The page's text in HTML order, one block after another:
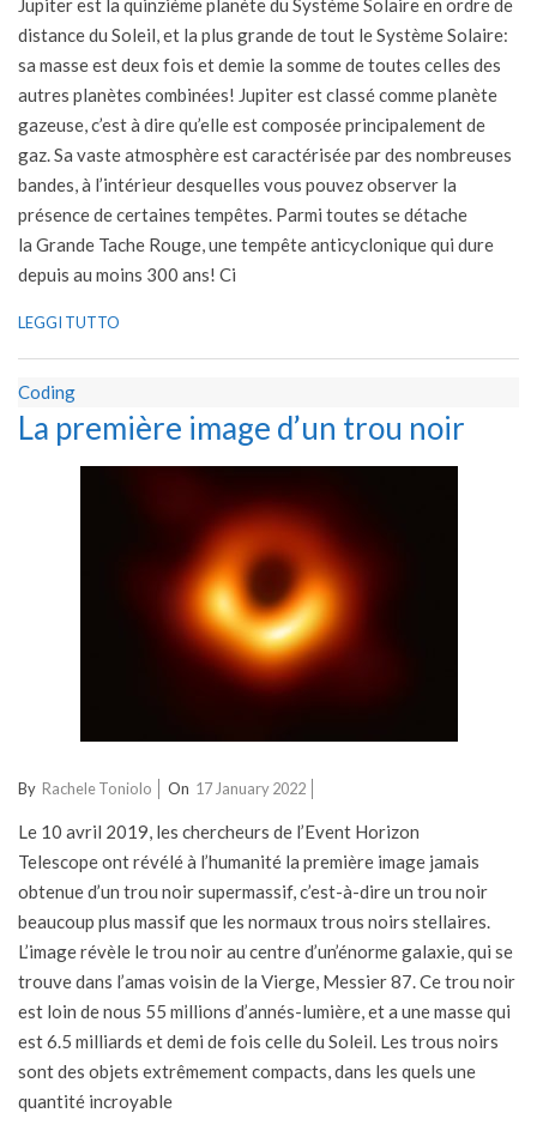
24
Jupiter est la quinzième planète du Système Solaire en ordre de
distance du Soleil, et la plus grande de tout le Système Solaire:
sa masse est deux fois et demie la somme de toutes celles des
autres planètes combinées! Jupiter est classé comme planète
gazeuse, c’est à dire qu’elle est composée principalement de
gaz. Sa vaste atmosphère est caractérisée par des nombreuses
bandes, à l’intérieur desquelles vous pouvez observer la
présence de certaines tempêtes. Parmi toutes se détache
la Grande Tache Rouge, une tempête anticyclonique qui dure
depuis au moins 300 ans! Ci
LEGGI TUTTO
Coding
La première image d’un trou noir
2022-
17
By Rachele Toniolo On 17 January 2022
Le 10 avril 2019, les chercheurs de l’Event Horizon
Telescope ont révélé à l’humanité la première image jamais
obtenue d’un trou noir supermassif, c’est-à-dire un trou noir
beaucoup plus massif que les normaux trous noirs stellaires.
L’image révèle le trou noir au centre d’un’énorme galaxie, qui se
trouve dans l’amas voisin de la Vierge, Messier 87. Ce trou noir
est loin de nous 55 millions d’annés-lumière, et a une masse qui
est 6.5 milliards et demi de fois celle du Soleil. Les trous noirs
sont des objets extrêmement compacts, dans les quels une
quantité incroyable